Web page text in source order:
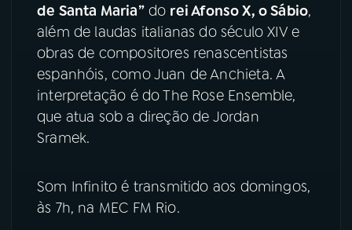
ACOMPANHE A RÁDIO MEC
Facebook
Instagram X
TikTok
de Santa Maria”do rei Afonso X, o Sábio,
além de laudas italianas do século XIV e
obras de compositores renascentistas
espanhóis, como Juan de Anchieta. A
interpretação é do The Rose Ensemble,
que atua sob a direção de Jordan
Sramek.
Som Infinito é transmitido aos domingos,
às 7h, na MEC FM Rio.